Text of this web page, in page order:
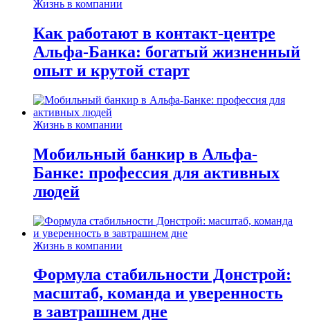
Жизнь в компании
Как работают в контакт-центре
Альфа-Банка: богатый жизненный
опыт и крутой старт
Жизнь в компании
Мобильный банкир в Альфа-
Банке: профессия для активных
людей
Жизнь в компании
Формула стабильности Донстрой:
масштаб, команда и уверенность
в завтрашнем дне